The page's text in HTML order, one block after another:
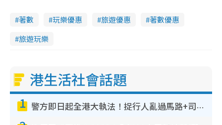
著數 玩樂優惠 旅遊優惠
著數優惠
旅遊玩樂
港生活社會話題
1 警方即日起全港大執法！捉行人亂過馬路+司機不專注駕駛！亂過馬路罰$2000